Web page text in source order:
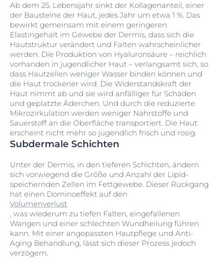
Ab dem 25. Lebensjahr sinkt der Kollagenanteil, einer
der Bausteine der Haut, jedes Jahr um etwa 1 %. Das
bewirkt gemeinsam mit einem geringeren
Elastingehalt im Gewebe der Dermis, dass sich die
Hautstruktur verändert und Falten wahrscheinlicher
werden. Die Produktion von Hyaluronsäure – reichlich
vorhanden in jugendlicher Haut – verlangsamt sich, so
dass Hautzellen weniger Wasser binden können und
die Haut trockener wird. Die Widerstandskraft der
Haut nimmt ab und sie wird anfälliger für Schäden
und geplatzte Äderchen. Und durch die reduzierte
Mikrozirkulation werden weniger Nährstoffe und
Sauerstoff an die Oberfläche transportiert. Die Haut
erscheint nicht mehr so jugendlich frisch und rosig.
Subdermale Schichten
Unter der Dermis, in den tieferen Schichten, ändern
sich vorwiegend die Größe und Anzahl der Lipid-
speichernden Zellen im Fettgewebe. Dieser Rückgang
hat einen Dominoeffekt auf den
Volumenverlust
, was wiederum zu tiefen Falten, eingefallenen
Wangen und einer schlechten Wundheilung führen
kann. Mit einer angepassten Hautpflege und Anti-
Aging Behandlung, lässt sich dieser Prozess jedoch
verzögern.